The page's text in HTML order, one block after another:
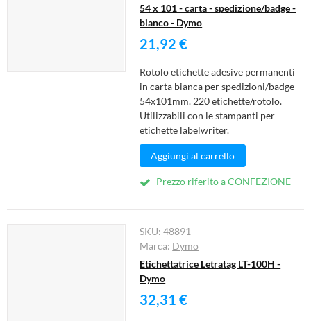
54 x 101 - carta - spedizione/badge -
bianco - Dymo
21,92 €
Rotolo etichette adesive permanenti
in carta bianca per spedizioni/badge
54x101mm. 220 etichette/rotolo.
Utilizzabili con le stampanti per
etichette labelwriter.
Aggiungi al carrello
Prezzo riferito a CONFEZIONE
SKU:48891
Marca: Dymo
Etichettatrice Letratag LT-100H -
Dymo
32,31 €